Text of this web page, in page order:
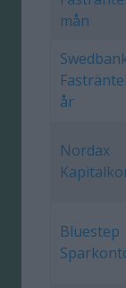
mån
år
Nordax
Bluestep